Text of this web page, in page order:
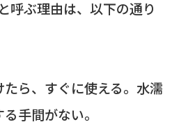
呼ぶ理由は、以下の通り
ら、すぐに使える。水濡
手間がない。